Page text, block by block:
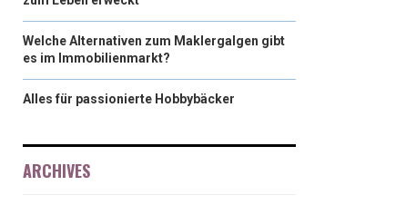
Welche Alternativen zum Maklergalgen gibt
es im Immobilienmarkt?
Alles für passionierte Hobbybäcker
ARCHIVES